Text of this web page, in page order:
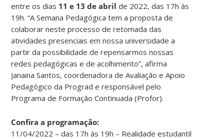
entre os dias 11 e 13 de abril de 2022, das 17h às
19h. “A Semana Pedagógica tem a proposta de
colaborar neste processo de retomada das
atividades presenciais em nossa universidade a
partir da possibilidade de repensarmos nossas
redes pedagógicas e de acolhimento”, afirma
Janaina Santos, coordenadora de Avaliação e Apoio
Pedagógico da Prograd e responsável pelo
Programa de Formação Continuada (Profor).
Confira a programação:
11/04/2022 – das 17h às 19h – Realidade estudantil